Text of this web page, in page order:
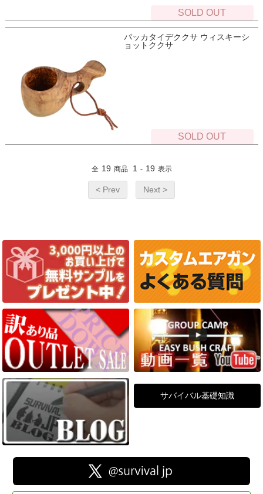
SOLD OUT
パッカタイデククサ ウィスキーシ
ョットククサ
SOLD OUT
全 19 商品 1 - 19 表示
< Prev Next >
サバイバル基礎知識